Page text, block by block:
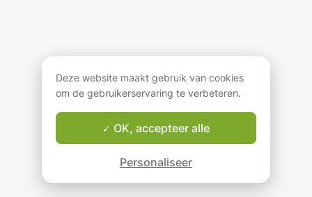
Deze website maakt gebruik van cookies
om de gebruikerservaring te verbeteren.
OK, accepteer alle
Personaliseer